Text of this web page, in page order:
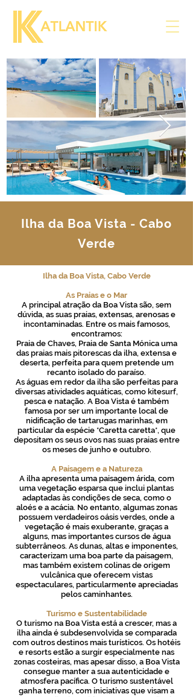
Ilha da Boa Vista - Cabo
Verde
Ilha da Boa Vista, Cabo Verde
As Praias e o Mar
A principal atração da Boa Vista são, sem
dúvida, as suas praias, extensas, arenosas e
incontaminadas. Entre os mais famosos,
encontramos:
Praia de Chaves, Praia de Santa Mónica uma
das praias mais pitorescas da ilha, extensa e
deserta, perfeita para quem pretende um
recanto isolado do paraíso.
As águas em redor da ilha são perfeitas para
diversas atividades aquáticas, como kitesurf,
pesca e natação. A Boa Vista é também
famosa por ser um importante local de
nidificação de tartarugas marinhas, em
particular da espécie *Caretta caretta*, que
depositam os seus ovos nas suas praias entre
os meses de junho e outubro.
A Paisagem e a Natureza
A ilha apresenta uma paisagem árida, com
uma vegetação esparsa que inclui plantas
adaptadas às condições de seca, como o
aloés e a acácia. No entanto, algumas zonas
possuem verdadeiros oásis verdes, onde a
vegetação é mais exuberante, graças a
alguns, mas importantes cursos de água
subterrâneos. As dunas, altas e imponentes,
caracterizam uma boa parte da paisagem,
mas também existem colinas de origem
vulcânica que oferecem vistas
espectaculares, particularmente apreciadas
pelos caminhantes.
Turismo e Sustentabilidade
O turismo na Boa Vista está a crescer, mas a
ilha ainda é subdesenvolvida se comparada
com outros destinos mais turísticos. Os hotéis
e resorts estão a surgir especialmente nas
zonas costeiras, mas apesar disso, a Boa Vista
consegue manter a sua autenticidade e
atmosfera pacífica. O turismo sustentável
ganha terreno, com iniciativas que visam a